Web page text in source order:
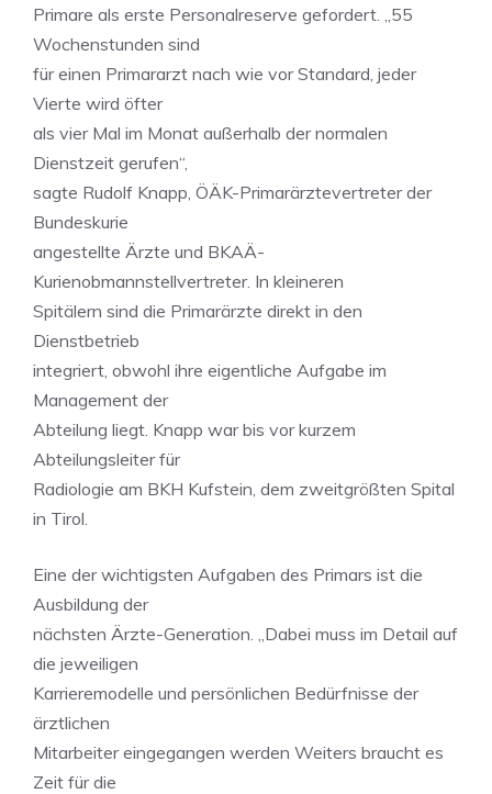
Primare als erste Personalreserve gefordert. „55
Wochenstunden sind
für einen Primararzt nach wie vor Standard, jeder
Vierte wird öfter
als vier Mal im Monat außerhalb der normalen
Dienstzeit gerufen“,
sagte Rudolf Knapp, ÖÄK-Primarärztevertreter der
Bundeskurie
angestellte Ärzte und BKAÄ-
Kurienobmannstellvertreter. In kleineren
Spitälern sind die Primarärzte direkt in den
Dienstbetrieb
integriert, obwohl ihre eigentliche Aufgabe im
Management der
Abteilung liegt. Knapp war bis vor kurzem
Abteilungsleiter für
Radiologie am BKH Kufstein, dem zweitgrößten Spital
in Tirol.
Eine der wichtigsten Aufgaben des Primars ist die
Ausbildung der
nächsten Ärzte-Generation. „Dabei muss im Detail auf
die jeweiligen
Karrieremodelle und persönlichen Bedürfnisse der
ärztlichen
Mitarbeiter eingegangen werden Weiters braucht es
Zeit für die